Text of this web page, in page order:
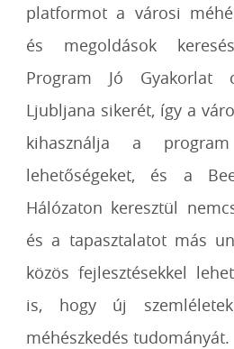
platformot a városi
és megoldások
Program Jó Gyakorlat
Ljubljana sikerét, így a
kihasználja a
lehetőségeket, és a
Hálózaton keresztül
és a tapasztalatot más
közös fejlesztésekkel
is, hogy új
méhészkedés tudományát.